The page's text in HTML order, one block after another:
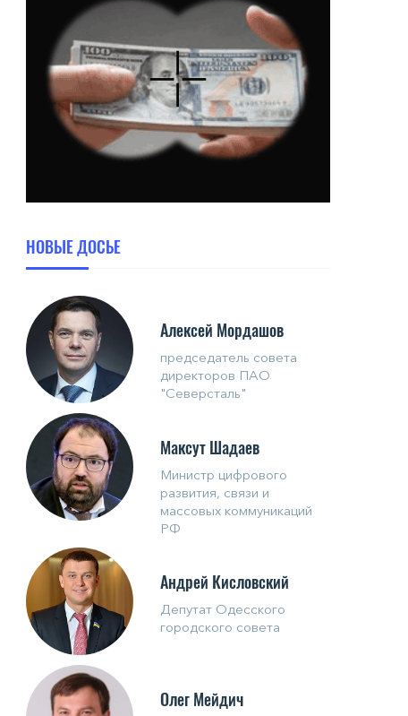
НОВЫЕ ДОСЬЕ
Алексей Мордашов
председатель совета
директоров ПАО
"Северсталь"
Максут Шадаев
Министр цифрового
развития, связи и
массовых коммуникаций
РФ
Андрей Кисловский
Депутат Одесского
городского совета
Олег Мейдич